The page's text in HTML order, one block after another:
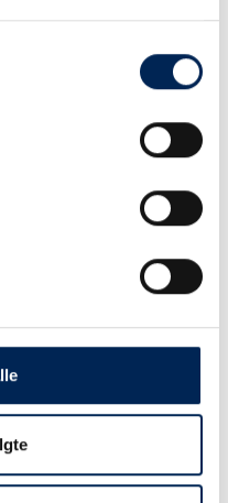
til os.